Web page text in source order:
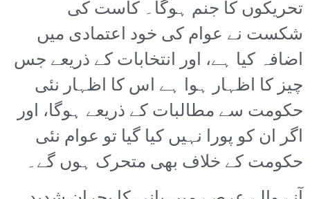
تحریکوں کا جنم ہوگا۔ کاست کی
شکست نے عوام کی خود اعتمادی میں
اضافہ کیا ہے، اور انتخابات کے ذریعے جس
چیز کا اظہار ہوا ہے اس کا اظہار نئی
حکومت سے مطالبات کے ذریعے ہوگا، اور
اگر ان کو پورا نہیں کیا گیا تو عوام نئی
حکومت کے خلاف بھی متحرک ہوں گے۔